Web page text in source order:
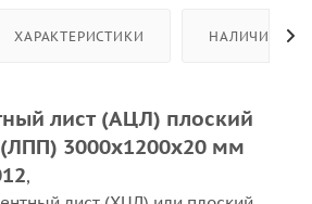
ХАРАКТЕРИСТИКИ НАЛИЧИЕ
лист (АЦЛ) плоский
3000х1200х20 мм
,